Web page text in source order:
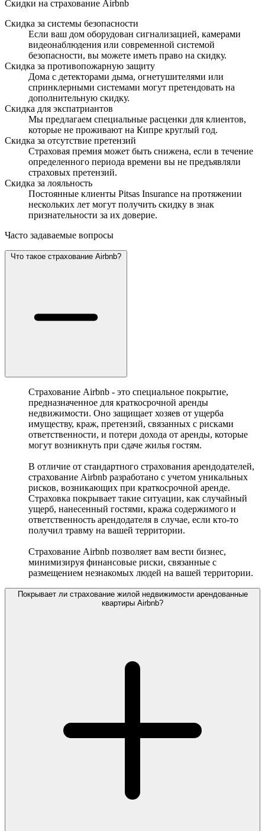
Скидки на страхование Airbnb
Скидка за системы безопасности
Если ваш дом оборудован сигнализацией, камерами
видеонаблюдения или современной системой
безопасности, вы можете иметь право на скидку.
Скидка за противопожарную защиту
Дома с детекторами дыма, огнетушителями или
спринклерными системами могут претендовать на
дополнительную скидку.
Скидка для экспатриантов
Мы предлагаем специальные расценки для клиентов,
которые не проживают на Кипре круглый год.
Скидка за отсутствие претензий
Страховая премия может быть снижена, если в течение
определенного периода времени вы не предъявляли
страховых претензий.
Скидка за лояльность
Постоянные клиенты Pitsas Insurance на протяжении
нескольких лет могут получить скидку в знак
признательности за их доверие.
Часто задаваемые вопросы
Что такое страхование Airbnb?
Страхование Airbnb - это специальное покрытие,
предназначенное для краткосрочной аренды
недвижимости. Оно защищает хозяев от ущерба
имуществу, краж, претензий, связанных с рисками
ответственности, и потери дохода от аренды, которые
могут возникнуть при сдаче жилья гостям.
В отличие от стандартного страхования арендодателей,
страхование Airbnb разработано с учетом уникальных
рисков, возникающих при краткосрочной аренде.
Страховка покрывает такие ситуации, как случайный
ущерб, нанесенный гостями, кража содержимого и
ответственность арендодателя в случае, если кто-то
получил травму на вашей территории.
Страхование Airbnb позволяет вам вести бизнес,
минимизируя финансовые риски, связанные с
размещением незнакомых людей на вашей территории.
Покрывает ли страхование жилой недвижимости арендованные
квартиры Airbnb?